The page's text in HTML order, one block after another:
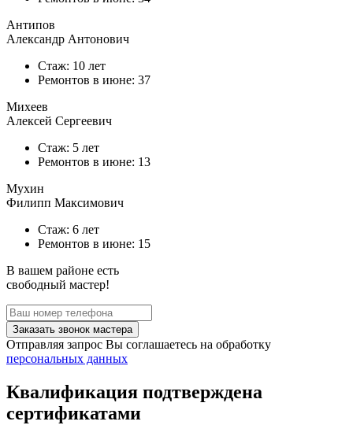
Антипов
Александр Антонович
Стаж: 10 лет
Ремонтов в июне: 37
Михеев
Алексей Сергеевич
Стаж: 5 лет
Ремонтов в июне: 13
Мухин
Филипп Максимович
Стаж: 6 лет
Ремонтов в июне: 15
В вашем районе есть
свободный мастер!
Заказать звонок мастера
Отправляя запрос Вы соглашаетесь на обработку
персональных данных
Квалификация подтверждена
сертификатами